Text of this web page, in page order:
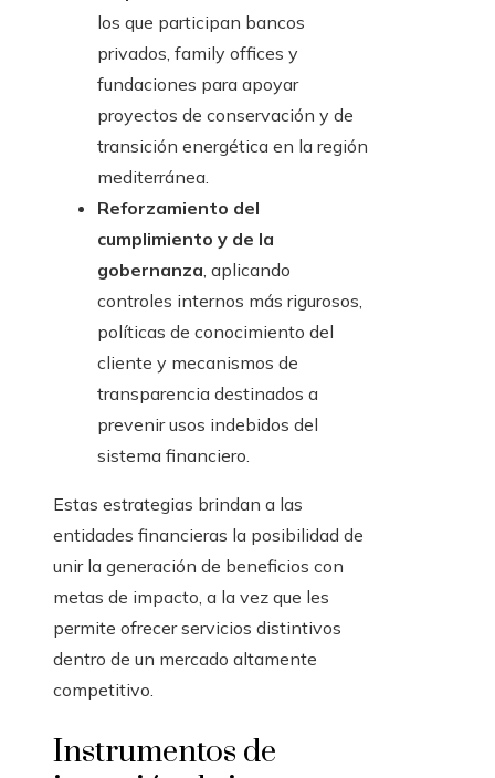
los que participan bancos
privados, family offices y
fundaciones para apoyar
proyectos de conservación y de
transición energética en la región
mediterránea.
Reforzamiento del
cumplimiento y de la
gobernanza, aplicando
controles internos más rigurosos,
políticas de conocimiento del
cliente y mecanismos de
transparencia destinados a
prevenir usos indebidos del
sistema financiero.
Estas estrategias brindan a las
entidades financieras la posibilidad de
unir la generación de beneficios con
metas de impacto, a la vez que les
permite ofrecer servicios distintivos
dentro de un mercado altamente
competitivo.
Instrumentos de